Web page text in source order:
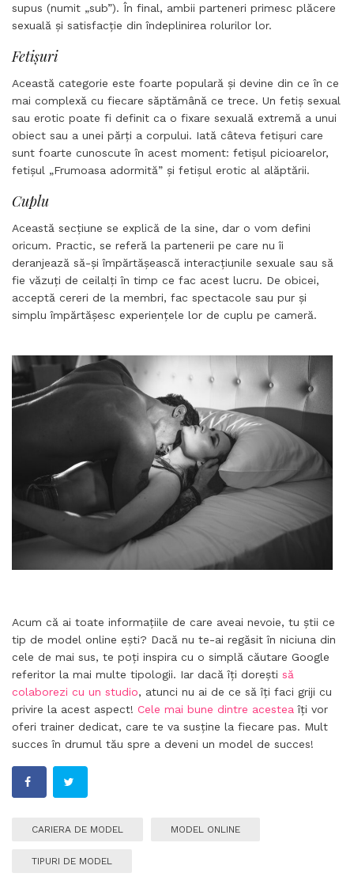
supus (numit „sub”). În final, ambii parteneri primesc plăcere
sexuală și satisfacție din îndeplinirea rolurilor lor.
Fetișuri
Această categorie este foarte populară și devine din ce în ce
mai complexă cu fiecare săptămână ce trece. Un fetiș sexual
sau erotic poate fi definit ca o fixare sexuală extremă a unui
obiect sau a unei părți a corpului. Iată câteva fetișuri care
sunt foarte cunoscute în acest moment: fetișul picioarelor,
fetișul „Frumoasa adormită” și fetișul erotic al alăptării.
Cuplu
Această secțiune se explică de la sine, dar o vom defini
oricum. Practic, se referă la partenerii pe care nu îi
deranjează să-și împărtășească interacțiunile sexuale sau să
fie văzuți de ceilalți în timp ce fac acest lucru. De obicei,
acceptă cereri de la membri, fac spectacole sau pur și
simplu împărtășesc experiențele lor de cuplu pe cameră.
Acum că ai toate informațiile de care aveai nevoie, tu știi ce
tip de model online ești? Dacă nu te-ai regăsit în niciuna din
cele de mai sus, te poți inspira cu o simplă căutare Google
referitor la mai multe tipologii. Iar dacă îți dorești să
colaborezi cu un studio, atunci nu ai de ce să îți faci griji cu
privire la acest aspect! Cele mai bune dintre acestea îți vor
oferi trainer dedicat, care te va susține la fiecare pas. Mult
succes în drumul tău spre a deveni un model de succes!
CARIERA DE MODEL MODEL ONLINE
TIPURI DE MODEL